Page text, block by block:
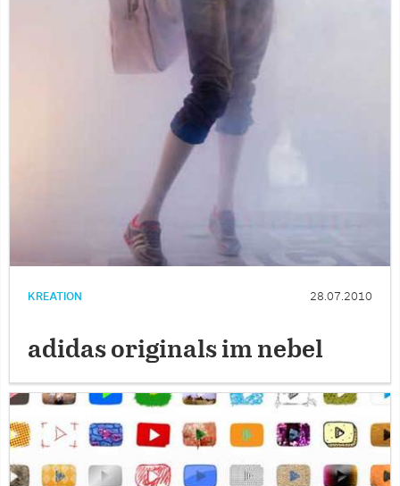
KREATION 28.07.2010
adidas originals im nebel